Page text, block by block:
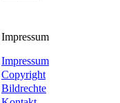
Impressum
Impressum
Copyright
Bildrechte